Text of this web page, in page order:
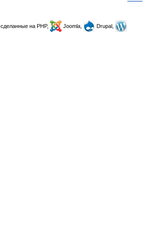
, сделанные на PHP, Joomla,
Drupal,